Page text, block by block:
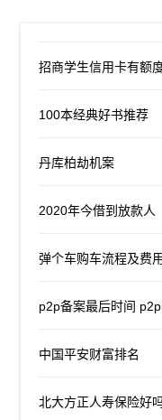
招商学生信用卡有额
100本经典好书推荐
丹库柏劫机案
2020年今借到放款人
弹个车购车流程及费
p2p备案最后时间
中国平安财富排名
北大方正人寿保险好